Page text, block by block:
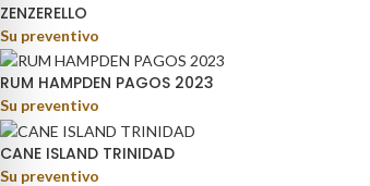
ZENZERELLO
Su preventivo
RUM HAMPDEN PAGOS 2023
Su preventivo
CANE ISLAND TRINIDAD
Su preventivo